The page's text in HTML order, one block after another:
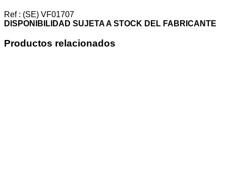
1/2"
cantidad
Ref : (SE) VF01707
DISPONIBILIDAD SUJETA A STOCK DEL FABRICANTE
Productos relacionados